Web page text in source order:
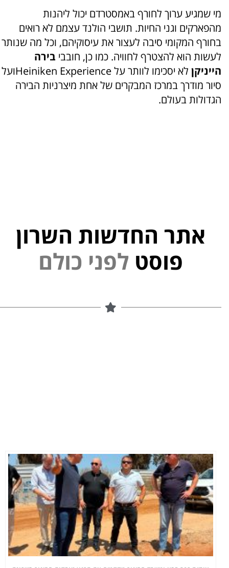
מי שמגיע ערוך לחורף באמסטרדם יכול ליהנות
מהפארקים וגני החיות. תושבי הולנד עצמם לא רואים
בחורף המקומי סיבה לעצור את עיסוקיהם, וכל מה שנותר
לעשות הוא להצטרף לחוויה. כמו כן, חובבי בירה
הייניקן
לא יסכימו לוותר על Heiniken Experienceועל
סיור מודרך במרכז המבקרים של אחת מיצרניות הבירה
הגדולות בעולם.
אתר החדשות השרון
פוסט
ל ם פ